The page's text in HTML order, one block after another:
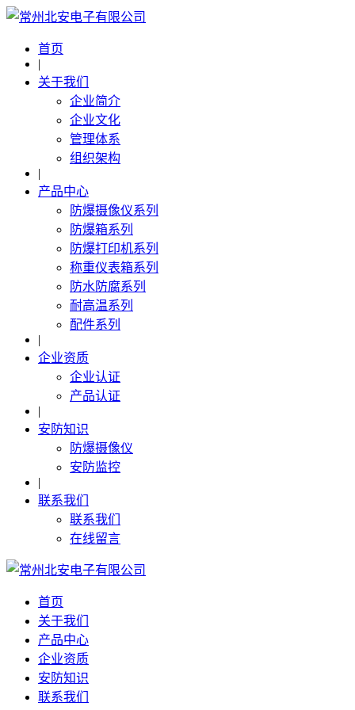
首页
|
关于我们
企业简介
企业文化
管理体系
组织架构
|
产品中心
防爆摄像仪系列
防爆箱系列
防爆打印机系列
称重仪表箱系列
防水防腐系列
耐高温系列
配件系列
|
企业资质
企业认证
产品认证
|
安防知识
防爆摄像仪
安防监控
|
联系我们
联系我们
在线留言
首页
关于我们
产品中心
企业资质
安防知识
联系我们